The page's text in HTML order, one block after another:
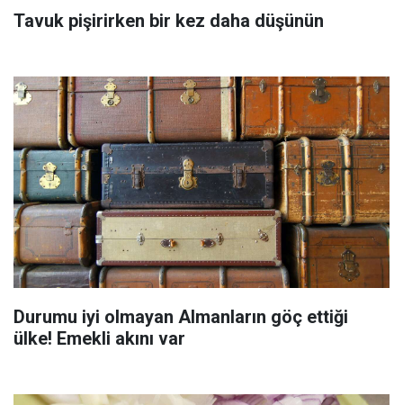
Tavuk pişirirken bir kez daha düşünün
Durumu iyi olmayan Almanların göç ettiği
ülke! Emekli akını var